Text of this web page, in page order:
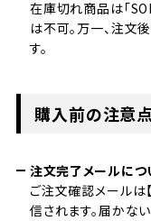
在庫切れ商品は「
は不可。万一、注文
す。
購入前の注意点
注文完了メールにつ
ご注文確認メール
信されます。届かな